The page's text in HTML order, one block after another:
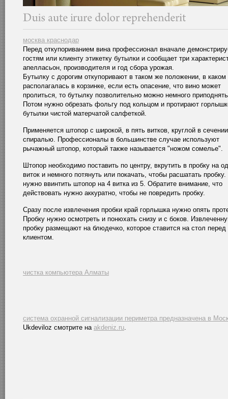
москва краснодар
Перед откупориванием вина профессионал вначале
гостям или клиенту этикетку бутылки и сообщает три
апелласьон, производителя и год сбора урожая.
Бутылку с дорогим откупоривают в таком же положении, в каком
располагалась в корзинке, если есть опасение, что вино может
пролиться, то бутылку позволительно можно немного
Потом нужно обрезать фольгу под кольцом и протирают
бутылки чистой матерчатой салфеткой.
Применяется штопор с широкой, в пять витков, круглой в сечении
спиралью. Профессионалы в большинстве случае используют
рычажный штопор, который также называется "ножом сомелье".
Штопор необходимо поставить по центру, вкрутить в пробку на
виток и немного потянуть или покачать, чтобы расшатать
нужно ввинтить штопор на 4 витка из 5. Обратите внимание, что
действовать нужно аккуратно, чтобы не повредить пробку.
Сразу после извлечения пробки край горлышка нужно опять
Пробку нужно осмотреть и понюхать снизу и с боков.
пробку размещают на блюдечко, которое ставится на стол перед
клиентом.
чистка компьютера Алматы
система охранной сигнализации периметра предназначена в
Ukdeviloz смотрите на akdeniz.ru